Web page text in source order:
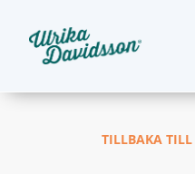
TILLBAKA